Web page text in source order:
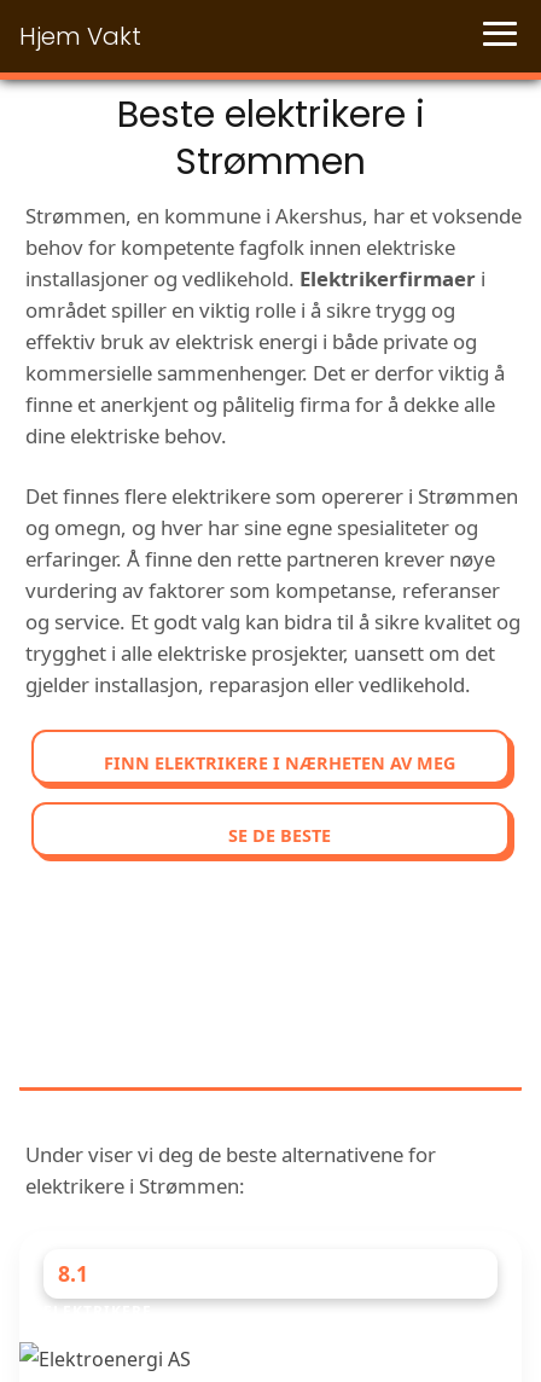
Hjem Vakt
Beste elektrikere i
Strømmen
Strømmen, en kommune i Akershus, har et voksende
behov for kompetente fagfolk innen elektriske
installasjoner og vedlikehold. Elektrikerfirmaer i
området spiller en viktig rolle i å sikre trygg og
effektiv bruk av elektrisk energi i både private og
kommersielle sammenhenger. Det er derfor viktig å
finne et anerkjent og pålitelig firma for å dekke alle
dine elektriske behov.
Det finnes flere elektrikere som opererer i Strømmen
og omegn, og hver har sine egne spesialiteter og
erfaringer. Å finne den rette partneren krever nøye
vurdering av faktorer som kompetanse, referanser
og service. Et godt valg kan bidra til å sikre kvalitet og
trygghet i alle elektriske prosjekter, uansett om det
gjelder installasjon, reparasjon eller vedlikehold.
FINN ELEKTRIKERE I NÆRHETEN AV MEG
SE DE BESTE
Under viser vi deg de beste alternativene for
elektrikere i Strømmen:
8.1